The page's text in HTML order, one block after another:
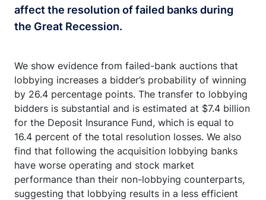
affect the resolution of failed banks during
the Great Recession.
We show evidence from failed-bank auctions that
lobbying increases a bidder’s probability of winning
by 26.4 percentage points. The transfer to lobbying
bidders is substantial and is estimated at $7.4 billion
for the Deposit Insurance Fund, which is equal to
16.4 percent of the total resolution losses. We also
find that following the acquisition lobbying banks
have worse operating and stock market
performance than their non-lobbying counterparts,
suggesting that lobbying results in a less efficient